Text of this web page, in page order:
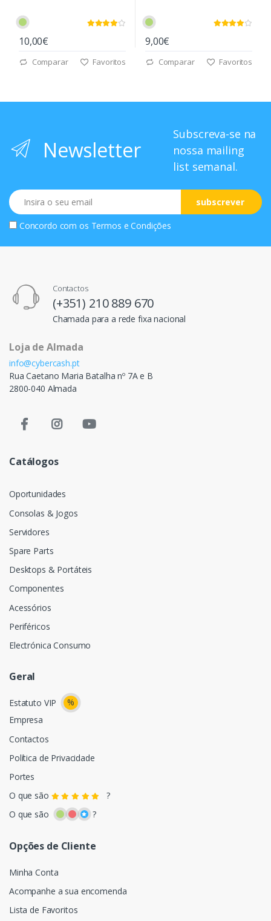
10,00€
Comparar Favoritos
9,00€
Comparar Favoritos
Newsletter
Subscreva-se na
nossa mailing
list semanal.
Email
subscrever
Concordo com os Termos e Condições
Contactos
(+351) 210 889 670
Chamada para a rede fixa nacional
Loja de Almada
info@cybercash.pt
Rua Caetano Maria Batalha nº 7A e B
2800-040 Almada
Catálogos
Oportunidades
Consolas & Jogos
Servidores
Spare Parts
Desktops & Portáteis
Componentes
Acessórios
Periféricos
Electrónica Consumo
Geral
Estatuto VIP
%
Empresa
Contactos
Política de Privacidade
Portes
O que são
?
O que são
?
Opções de Cliente
Minha Conta
Acompanhe a sua encomenda
Lista de Favoritos